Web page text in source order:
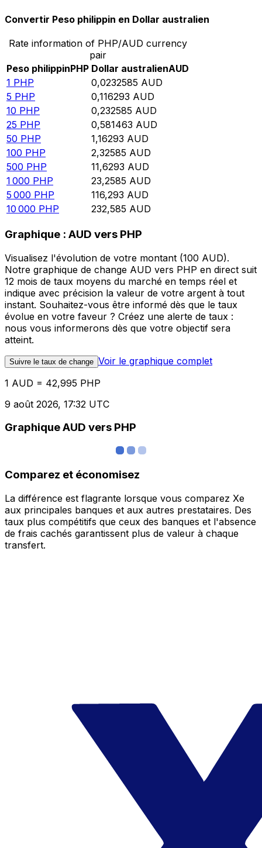
Convertir Peso philippin en Dollar australien
Rate information of PHP/AUD currency
pair
Peso philippinPHP Dollar australienAUD
1 PHP 0,0232585 AUD
5 PHP 0,116293 AUD
10 PHP 0,232585 AUD
25 PHP 0,581463 AUD
50 PHP 1,16293 AUD
100 PHP 2,32585 AUD
500 PHP 11,6293 AUD
1 000 PHP 23,2585 AUD
5 000 PHP 116,293 AUD
10 000 PHP 232,585 AUD
Graphique : AUD vers PHP
Visualisez l'évolution de votre montant (100 AUD).
Notre graphique de change AUD vers PHP en direct suit
12 mois de taux moyens du marché en temps réel et
indique avec précision la valeur de votre argent à tout
instant. Souhaitez-vous être informé dès que le taux
évolue en votre faveur ? Créez une alerte de taux :
nous vous informerons dès que votre objectif sera
atteint.
Suivre le taux de change Voir le graphique complet
1 AUD = 42,995 PHP
9 août 2026, 17:32 UTC
Graphique AUD vers PHP
Comparez et économisez
La différence est flagrante lorsque vous comparez Xe
aux principales banques et aux autres prestataires. Des
taux plus compétitifs que ceux des banques et l'absence
de frais cachés garantissent plus de valeur à chaque
transfert.